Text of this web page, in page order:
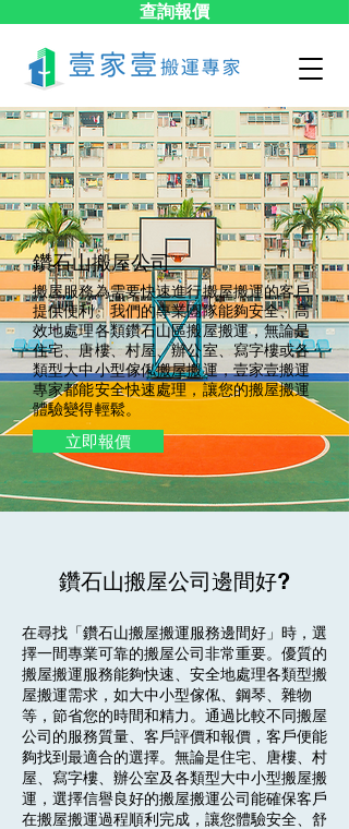
查詢報價
鑽石山搬屋公司
搬屋服務為需要快速進行搬屋搬運的客戶
提供便利。我們的專業團隊能夠安全、高
效地處理各類鑽石山區搬屋搬運，無論是
住宅、唐樓、村屋、辦公室、寫字樓或各
類型大中小型傢俬搬屋搬運，壹家壹搬運
專家都能安全快速處理，讓您的搬屋搬運
體驗變得輕鬆。
立即報價
鑽石山搬屋公司邊間好?
在尋找「鑽石山搬屋搬運服務邊間好」時，選
擇一間專業可靠的搬屋公司非常重要。優質的
搬屋搬運服務能夠快速、安全地處理各類型搬
屋搬運需求，如大中小型傢俬、鋼琴、雜物
等，節省您的時間和精力。通過比較不同搬屋
公司的服務質量、客戶評價和報價，客戶便能
夠找到最適合的選擇。無論是住宅、唐樓、村
屋、寫字樓、辦公室及各類型大中小型搬屋搬
運，選擇信譽良好的搬屋搬運公司能確保客戶
在搬屋搬運過程順利完成，讓您體驗安全、舒